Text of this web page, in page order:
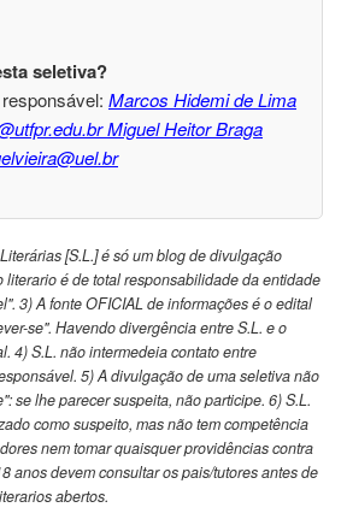
seletiva?
Marcos Hidemi de Lima
Miguel Heitor Braga
[S.L.] é só um blog de divulgação
literario é de total responsabilidade da entidade
3) A fonte OFICIAL de informações é o edital
se". Havendo divergência entre S.L. e o
4) S.L. não intermedeia contato entre
5) A divulgação de uma seletiva não
se lhe parecer suspeita, não participe. 6) S.L.
como suspeito, mas não tem competência
nem tomar quaisquer providências contra
anos devem consultar os pais/tutores antes de
abertos.